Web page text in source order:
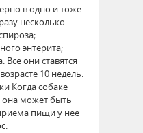
в одно и тоже
несколько
энтерита;
Все они ставятся
10 недель.
Когда собаке
она может быть
пищи у нее